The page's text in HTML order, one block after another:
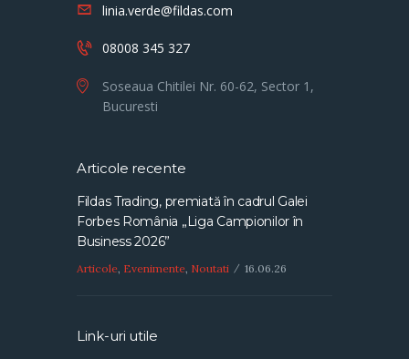
linia.verde@fildas.com
08008 345 327
Soseaua Chitilei Nr. 60-62, Sector 1,
Bucuresti
Articole recente
Fildas Trading, premiată în cadrul Galei
Forbes România „Liga Campionilor în
Business 2026”
Articole Evenimente Noutati 16.06.26
Link-uri utile